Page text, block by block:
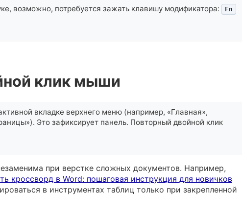
возможно, потребуется зажать клавишу модификатора: Fn
клик мыши
вкладке верхнего меню (например, «Главная»,
Это зафиксирует панель. Повторный двойной клик
при верстке сложных документов. Например,
кроссворд в Word: пошаговая инструкция для новичков
в инструментах таблиц только при закрепленной